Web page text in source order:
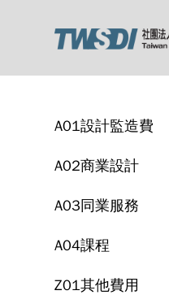
A01設計監造費
A02商業設計
A03同業服務
A04課程
Z01其他費用